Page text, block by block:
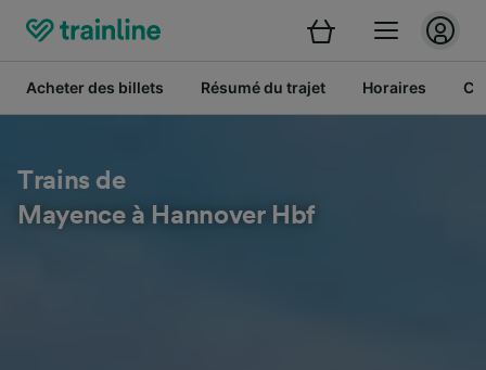
Acheter des billets Résumé du trajet Horaires
Trains de
Mayence à Hannover Hbf